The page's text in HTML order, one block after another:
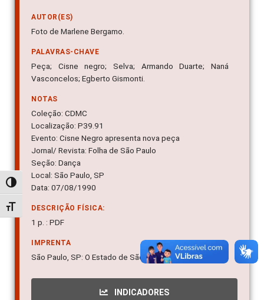
Alternar alto contraste
Alternar tamanho da fonte
AUTOR(ES)
Foto de Marlene Bergamo.
PALAVRAS-CHAVE
Peça; Cisne negro; Selva; Armando Duarte; Naná
Vasconcelos; Egberto Gismonti.
NOTAS
Coleção: CDMC
Localização: P39.91
Evento: Cisne Negro apresenta nova peça
Jornal/ Revista: Folha de São Paulo
Seção: Dança
Local: São Paulo, SP
Data: 07/08/1990
DESCRIÇÃO FÍSICA:
1 p. : PDF
IMPRENTA
São Paulo, SP: O Estado de São Paulo, 90.
INDICADORES